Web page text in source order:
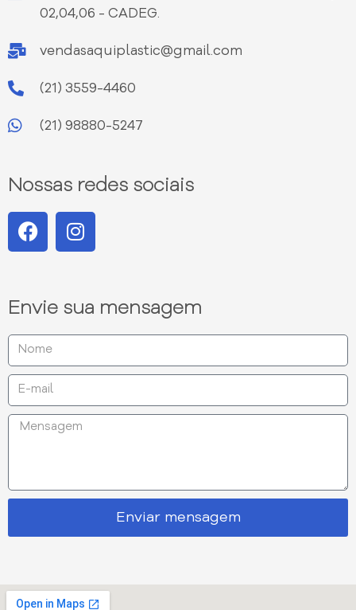
02,04,06 - CADEG.
vendasaquiplastic@gmail.com
(21) 3559-4460
(21) 98880-5247
Nossas redes sociais
Envie sua mensagem
Enviar mensagem